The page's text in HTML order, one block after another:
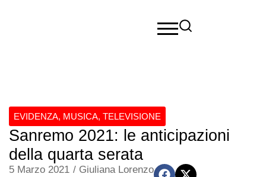
EVIDENZA, MUSICA, TELEVISIONE
Sanremo 2021: le anticipazioni
della quarta serata
5 Marzo 2021 / Giuliana Lorenzo